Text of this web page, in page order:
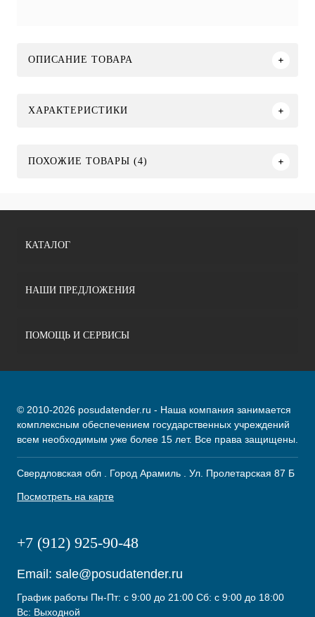
ОПИСАНИЕ ТОВАРА
ХАРАКТЕРИСТИКИ
ПОХОЖИЕ ТОВАРЫ (4)
КАТАЛОГ
НАШИ ПРЕДЛОЖЕНИЯ
ПОМОЩЬ И СЕРВИСЫ
© 2010-2026 posudatender.ru - Наша компания занимается
комплексным обеспечением государственных учреждений
всем необходимым уже более 15 лет. Все права защищены.
Свердловская обл . Город Арамиль . Ул. Пролетарская 87 Б
Посмотреть на карте
+7 (912) 925-90-48
Email: sale@posudatender.ru
График работы Пн-Пт: с 9:00 до 21:00 Сб: с 9:00 до 18:00
Вс: Выходной